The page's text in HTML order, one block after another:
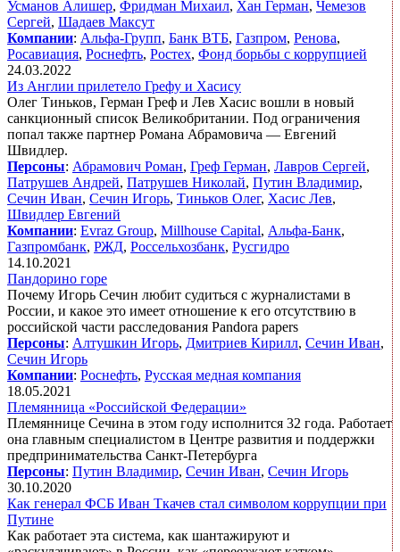
Усманов Алишер, Фридман Михаил, Хан Герман, Чемезов
Сергей, Шадаев Максут
Компании: Альфа-Групп, Банк ВТБ, Газпром, Ренова,
Росавиация, Роснефть, Ростех, Фонд борьбы с коррупцией
24.03.2022
Из Англии прилетело Грефу и Хасису
Олег Тиньков, Герман Греф и Лев Хасис вошли в новый
санкционный список Великобритании. Под ограничения
попал также партнер Романа Абрамовича — Евгений
Швидлер.
Персоны: Абрамович Роман, Греф Герман, Лавров Сергей,
Патрушев Андрей, Патрушев Николай, Путин Владимир,
Сечин Иван, Сечин Игорь, Тиньков Олег, Хасис Лев,
Швидлер Евгений
Компании: Evraz Group, Millhouse Capital, Альфа-Банк,
Газпромбанк, РЖД, Россельхозбанк, Русгидро
14.10.2021
Пандорино горе
Почему Игорь Сечин любит судиться с журналистами в
России, и какое это имеет отношение к его отсутствию в
российской части расследования Pandora papers
Персоны: Алтушкин Игорь, Дмитриев Кирилл, Сечин Иван,
Сечин Игорь
Компании: Роснефть, Русская медная компания
18.05.2021
Племянница «Российской Федерации»
Племяннице Сечина в этом году исполнится 32 года. Работает
она главным специалистом в Центре развития и поддержки
предпринимательства Санкт-Петербурга
Персоны: Путин Владимир, Сечин Иван, Сечин Игорь
30.10.2020
Как генерал ФСБ Иван Ткачев стал символом коррупции при
Путине
Как работает эта система, как шантажируют и